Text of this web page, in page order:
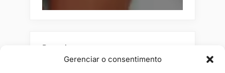
Gerenciar o consentimento
Pesquisar